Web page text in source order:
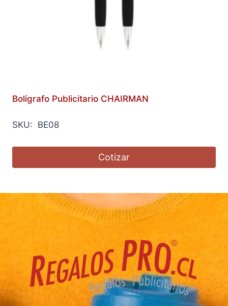
Bolígrafo Publicitario CHAIRMAN
SKU: BE08
Cotizar